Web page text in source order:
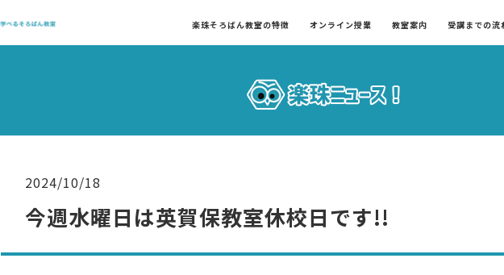
楽珠そろばん教室の特徴 オンライン授業 教室案内 受講までの流
2024/10/18
今週水曜日は英賀保教室休校日です!!